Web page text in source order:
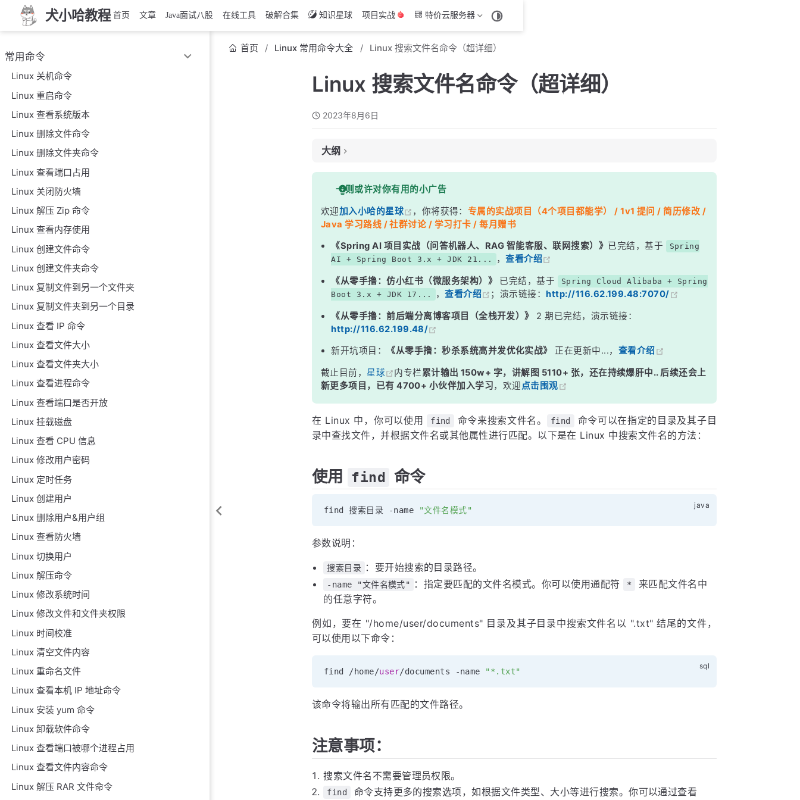
犬小哈教程 首页 文章 Java面试八股 在线工具 破解合集 知识星球 项目实战 特价云服务器
常用命令
Linux 关机命令
Linux 重启命令
Linux 查看系统版本
Linux 删除文件命令
Linux 删除文件夹命令
Linux 查看端口占用
Linux 关闭防火墙
Linux 解压 Zip 命令
Linux 查看内存使用
Linux 创建文件命令
Linux 创建文件夹命令
Linux 复制文件到另一个文件夹
Linux 复制文件夹到另一个目录
Linux 查看 IP 命令
Linux 查看文件大小
Linux 查看文件夹大小
Linux 查看进程命令
Linux 查看端口是否开放
Linux 挂载磁盘
Linux 查看 CPU 信息
Linux 修改用户密码
Linux 定时任务
Linux 创建用户
Linux 删除用户&用户组
Linux 查看防火墙
Linux 切换用户
Linux 解压命令
Linux 修改系统时间
Linux 修改文件和文件夹权限
Linux 时间校准
Linux 清空文件内容
Linux 重命名文件
Linux 查看本机 IP 地址命令
Linux 安装 yum 命令
Linux 卸载软件命令
Linux 查看端口被哪个进程占用
Linux 查看文件内容命令
Linux 解压 RAR 文件命令
首页 Linux 常用命令大全 Linux 搜索文件名命令（超详细）
Linux 搜索文件名命令（超详细）
2023年8月6日
大纲
使用 find 命令
注意事项：
一则或许对你有用的小广告
欢迎加入小哈的星球 ，你将获得： 专属的实战项目（4个项目都能学） / 1v1 提问 / 简历修改 /
Java 学习路线 / 社群讨论 / 学习打卡 / 每月赠书
《Spring AI 项目实战（问答机器人、RAG 智能客服、联网搜索）》 已完结，基于
Spring
AI + Spring Boot 3.x + JDK 21...
，查看介绍
《从零手撸：仿小红书（微服务架构）》 已完结，基于
Spring Cloud Alibaba + Spring
Boot 3.x + JDK 17...
，查看介绍 ；演示链接：http://116.62.199.48:7070/
《从零手撸：前后端分离博客项目（全栈开发）》
2 期已完结，演示链接：
http://116.62.199.48/
新开坑项目： 《从零手撸：秒杀系统高并发优化实战》 正在更新中...， 查看介绍
截止目前， 星球 内专栏累计输出 150w+ 字，讲解图 5110+ 张，还在持续爆肝中.. 后续还会上
新更多项目，已有 4700+ 小伙伴加入学习，欢迎点击围观
在 Linux 中，你可以使用 find 命令来搜索文件名。 find
命令可以在指定的目录及其子目
录中查找文件，并根据文件名或其他属性进行匹配。以下是在 Linux 中搜索文件名的方法：
使用 find 命令
find 搜索目录 -name "文件名模式"
参数说明：
搜索目录 ：要开始搜索的目录路径。
-name "文件名模式" ：指定要匹配的文件名模式。你可以使用通配符 *
来匹配文件名中
的任意字符。
例如，要在 "/home/user/documents" 目录及其子目录中搜索文件名以 ".txt" 结尾的文件，
可以使用以下命令：
find /home/user/documents -name "*.txt"
该命令将输出所有匹配的文件路径。
注意事项：
搜索文件名不需要管理员权限。
find 命令支持更多的搜索选项，如根据文件类型、大小等进行搜索。你可以通过查看